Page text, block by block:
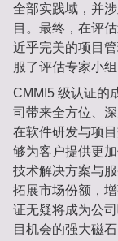
全部实践域，并
目。最终，在评
近乎完美的项目
服了评估专家小
CMMI5 级认证的
司带来全方位、
在软件研发与项
够为客户提供更
技术解决方案与
拓展市场份额，
证无疑将成为公
目机会的强大磁